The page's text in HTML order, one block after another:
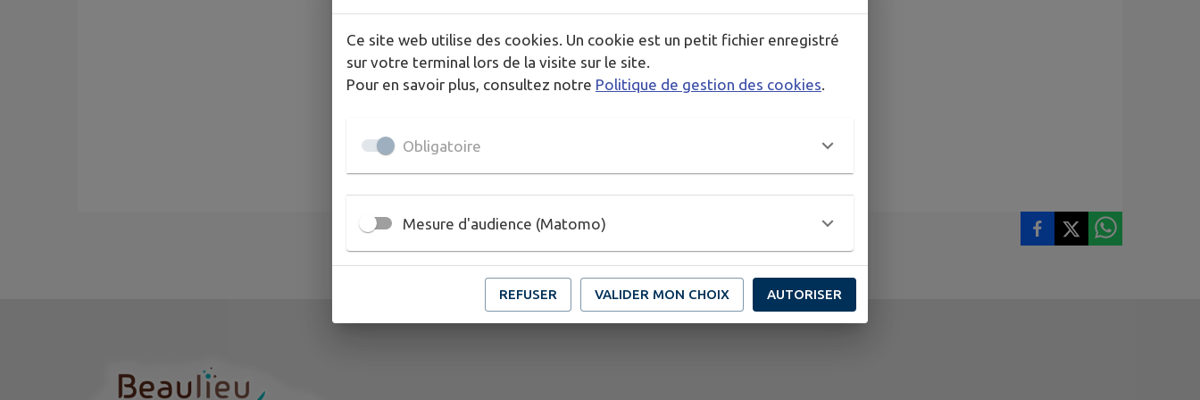
Et vous, prêts à pédaler vers le changement ?🚴‍♀️✨
Ce site web utilise des cookies. Un cookie est un petit fichier enregistré
sur votre terminal lors de la visite sur le site.
Pour en savoir plus, consultez notre Politique de gestion des cookies.
Obligatoire
Mesure d'audience (Matomo)
REFUSER VALIDER MON CHOIX AUTORISER